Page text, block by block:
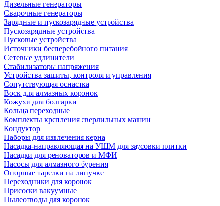
Дизельные генераторы
Сварочные генераторы
Зарядные и пускозарядные устройства
Пускозарядные устройства
Пусковые устройства
Источники бесперебойного питания
Сетевые удлинители
Стабилизаторы напряжения
Устройства защиты, контроля и управления
Сопутствующая оснастка
Воск для алмазных коронок
Кожухи для болгарки
Кольца переходные
Комплекты крепления сверлильных машин
Кондуктор
Наборы для извлечения керна
Насадка-направляющая на УШМ для заусовки плитки
Насадки для реноваторов и МФИ
Насосы для алмазного бурения
Опорные тарелки на липучке
Переходники для коронок
Присоски вакуумные
Пылеотводы для коронок